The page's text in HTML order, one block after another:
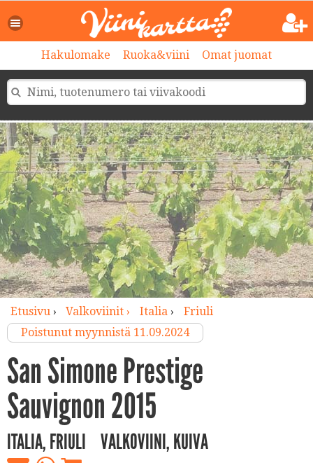
Hakulomake Ruoka&viini Omat juomat
Etusivu› Valkoviinit › Italia›
Friuli
Poistunut myynnistä 11.09.2024
San Simone Prestige
Sauvignon 2015
ITALIA, FRIULI VALKOVIINI, KUIVA